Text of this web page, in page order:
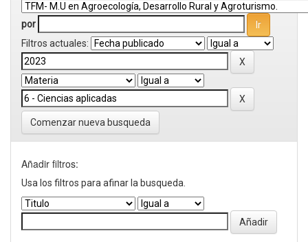
por
Filtros actuales:
Comenzar nueva busqueda
Añadir filtros:
Usa los filtros para afinar la busqueda.